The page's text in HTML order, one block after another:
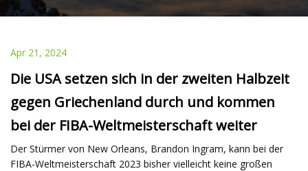
Apr 21, 2024
Die USA setzen sich in der zweiten Halbzeit
gegen Griechenland durch und kommen
bei der FIBA-Weltmeisterschaft weiter
Der Stürmer von New Orleans, Brandon Ingram, kann bei der
FIBA-Weltmeisterschaft 2023 bisher vielleicht keine großen